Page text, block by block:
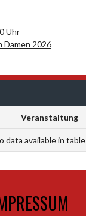
Uhr
Damen 2026
Veranstaltung
data available in table